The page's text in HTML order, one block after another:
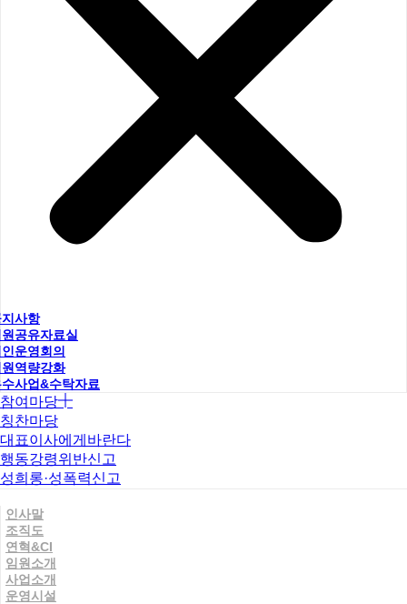
사항
공유자료실
운영회의
역량강화
사업&수탁자료
참여마당
칭찬마당
대표이사에게바란다
행동강령위반신고
성희롱·성폭력신고
인사말
조직도
연혁&CI
임원소개
사업소개
운영시설